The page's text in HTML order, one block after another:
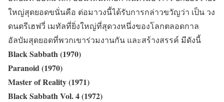
ใหญ่สุดยอดขนั่นคือ ต่อมาวงนี้ได้รับการกล่าวขวัญว่า เป็น วง
ดนตรีเฮฟวี่ เมทัลที่ยิ่งใหญ่ที่สุดวงหนึ่งของโลกตลอดกาล
อัลบัมสุดยอดที่พวกเขาร่วมงานกัน และสร้างสรรค์ มีดังนี้
Black Sabbath (1970)
Paranoid (1970)
Master of Reality (1971)
Black Sabbath Vol. 4 (1972)